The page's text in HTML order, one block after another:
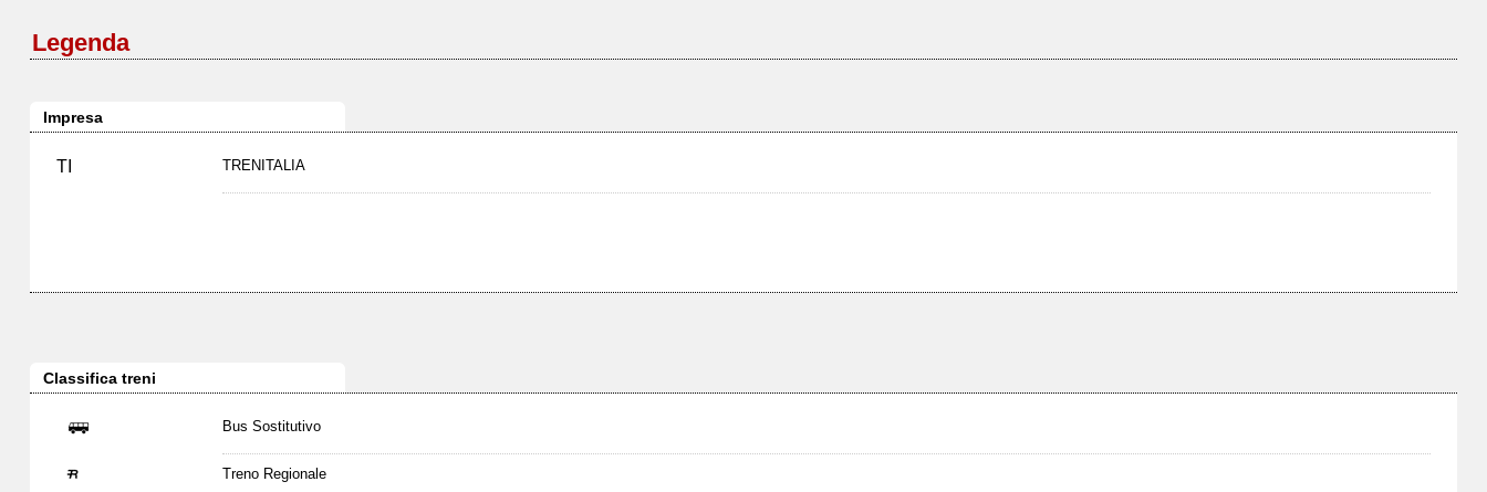
Legenda
Impresa
TI TRENITALIA
Classifica treni
Bus Sostitutivo
Treno Regionale